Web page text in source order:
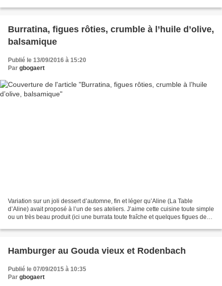
Burratina, figues rôties, crumble à l’huile d’olive,
balsamique
Publié le 13/09/2016 à 15:20
Par gbogaert
Variation sur un joli dessert d’automne, fin et léger qu’Aline (La Table
d’Aline) avait proposé à l’un de ses ateliers. J’aime cette cuisine toute simple
ou un très beau produit (ici une burrata toute fraîche et quelques figues de
Hamburger au Gouda vieux et Rodenbach
Publié le 07/09/2015 à 10:35
Par gbogaert